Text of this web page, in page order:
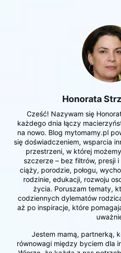
Honorata
Cześć! Nazywam się
każdego dnia łączy
na nowo. Blog mytomamy.pl
się doświadczeniem, wsparcia
przestrzeni, w której
szczerze – bez filtrów, presji
ciąży, porodzie, połogu,
rodzinie, edukacji, rozwoju
życia. Poruszam tematy,
codziennych dylematów
aż po inspiracje, które
Jestem mamą, partnerką,
równowagi między byciem dla